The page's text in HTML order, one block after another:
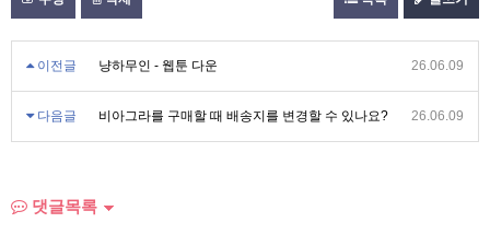
이전글 냥하무인 - 웹툰 다운 26.06.09
다음글 비아그라를 구매할 때 배송지를 변경할 수 있나요? 26.06.09
댓글목록